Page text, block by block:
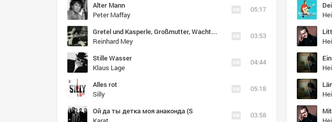
Alter Mann
Peter Maffay
05:17
Gretel und Kasperle, Großmutter, Wachtmeister und Krokodil
Reinhard Mey
03:53
Stille Wasser
Klaus Lage
04:44
Alles rot
Silly
05:18
Ой да ты детка моя анаконда (S
03:58